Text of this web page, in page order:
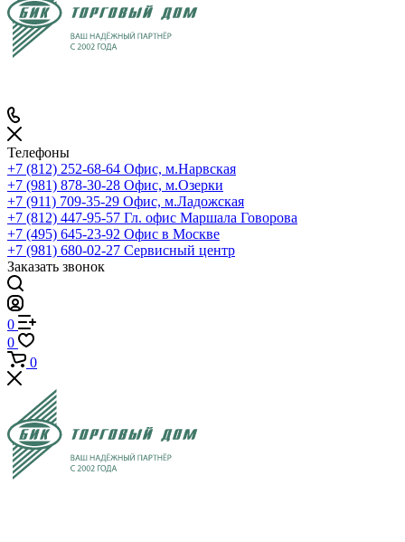
Телефоны
+7 (812) 252-68-64 Офис, м.Нарвская
+7 (981) 878-30-28 Офис, м.Озерки
+7 (911) 709-35-29 Офис, м.Ладожская
+7 (812) 447-95-57 Гл. офис Маршала Говорова
+7 (495) 645-23-92 Офис в Москве
+7 (981) 680-02-27 Сервисный центр
Заказать звонок
0
0
0